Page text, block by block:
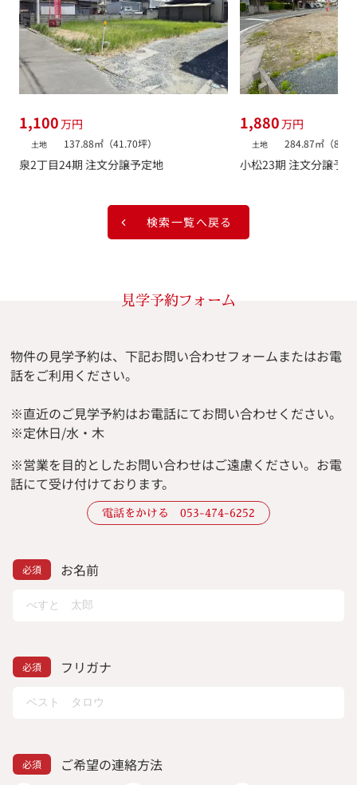
1,100 万円
土地 137.88㎡（41.70坪）
泉2丁目24期 注文分譲予定地
1,880 万円
土地 284.87㎡（
小松23期 注文分譲予
検索一覧へ戻る
見学予約フォーム
物件の見学予約は、下記お問い合わせフォームまたはお電
話をご利用ください。
※直近のご見学予約はお電話にてお問い合わせください。
※定休日/水・木
※営業を目的としたお問い合わせはご遠慮ください。 お電
話にて受け付けております。
電話をかける 053-474-6252
お名前
フリガナ
ご希望の連絡方法